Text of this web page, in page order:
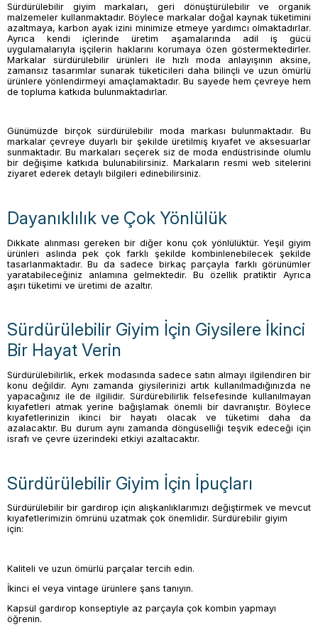
Sürdürülebilir giyim markaları, geri dönüştürülebilir ve organik
malzemeler kullanmaktadır. Böylece markalar doğal kaynak tüketimini
azaltmaya, karbon ayak izini minimize etmeye yardımcı olmaktadırlar.
Ayrıca kendi içlerinde üretim aşamalarında adil iş gücü
uygulamalarıyla işçilerin haklarını korumaya özen göstermektedirler.
Markalar sürdürülebilir ürünleri ile hızlı moda anlayışının aksine,
zamansız tasarımlar sunarak tüketicileri daha bilinçli ve uzun ömürlü
ürünlere yönlendirmeyi amaçlamaktadır. Bu sayede hem çevreye hem
de topluma katkıda bulunmaktadırlar.
Günümüzde birçok sürdürülebilir moda markası bulunmaktadır. Bu
markalar çevreye duyarlı bir şekilde üretilmiş kıyafet ve aksesuarlar
sunmaktadır. Bu markaları seçerek siz de moda endüstrisinde olumlu
bir değişime katkıda bulunabilirsiniz. Markaların resmi web sitelerini
ziyaret ederek detaylı bilgileri edinebilirsiniz.
Dayanıklılık ve Çok Yönlülük
Dikkate alınması gereken bir diğer konu çok yönlülüktür. Yeşil giyim
ürünleri aslında pek çok farklı şekilde kombinlenebilecek şekilde
tasarlanmaktadır. Bu da sadece birkaç parçayla farklı görünümler
yaratabileceğiniz anlamına gelmektedir. Bu özellik pratiktir Ayrıca
aşırı tüketimi ve üretimi de azaltır.
Sürdürülebilir Giyim İçin Giysilere İkinci
Bir Hayat Verin
Sürdürülebilirlik, erkek modasında sadece satın almayı ilgilendiren bir
konu değildir. Aynı zamanda giysilerinizi artık kullanılmadığınızda ne
yapacağınız ile de ilgilidir. Sürdürebilirlik felsefesinde kullanılmayan
kıyafetleri atmak yerine bağışlamak önemli bir davranıştır. Böylece
kıyafetlerinizin ikinci bir hayatı olacak ve tüketimi daha da
azalacaktır. Bu durum aynı zamanda döngüselliği teşvik edeceği için
israfı ve çevre üzerindeki etkiyi azaltacaktır.
Sürdürülebilir Giyim İçin İpuçları
Sürdürülebilir bir gardırop için alışkanlıklarımızı değiştirmek ve mevcut
kıyafetlerimizin ömrünü uzatmak çok önemlidir. Sürdürebilir giyim
için:
Kaliteli ve uzun ömürlü parçalar tercih edin.
İkinci el veya vintage ürünlere şans tanıyın.
Kapsül gardırop konseptiyle az parçayla çok kombin yapmayı
öğrenin.